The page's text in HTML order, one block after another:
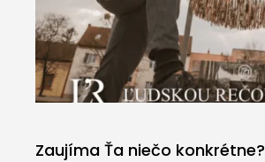
Zaujíma Ťa niečo konkrétne?